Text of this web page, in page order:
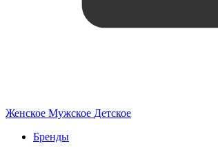
Женское Мужское Детское
Бренды